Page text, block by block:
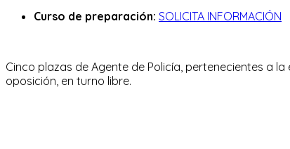
Curso de preparación: SOLICITA INFORMACIÓN
Cinco plazas de Agente de Policía, pertenecientes a
oposición, en turno libre.